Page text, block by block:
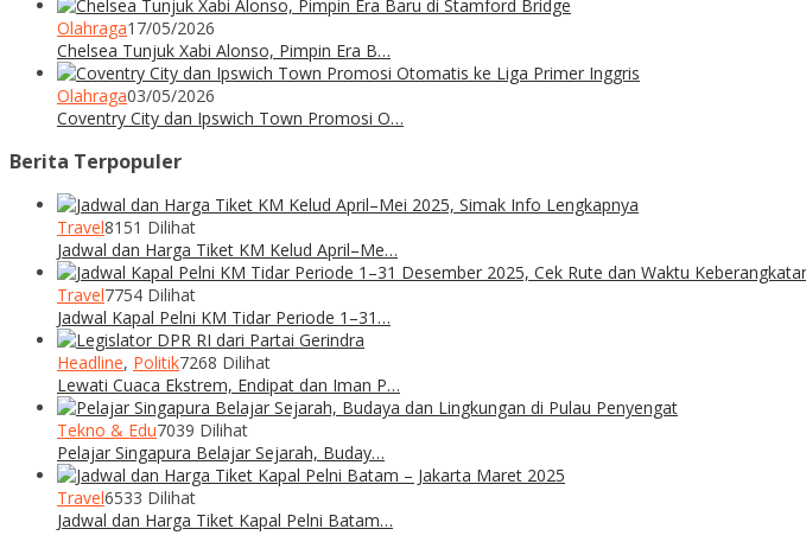
Olahraga17/05/2026
Chelsea Tunjuk Xabi Alonso, Pimpin Era B…
Olahraga03/05/2026
Coventry City dan Ipswich Town Promosi O…
Berita Terpopuler
Travel8151 Dilihat
Jadwal dan Harga Tiket KM Kelud April–Me…
Travel7754 Dilihat
Jadwal Kapal Pelni KM Tidar Periode 1–31…
Headline, Politik7268 Dilihat
Lewati Cuaca Ekstrem, Endipat dan Iman P…
Tekno & Edu7039 Dilihat
Pelajar Singapura Belajar Sejarah, Buday…
Travel6533 Dilihat
Jadwal dan Harga Tiket Kapal Pelni Batam…